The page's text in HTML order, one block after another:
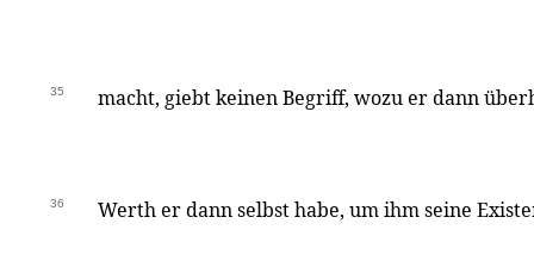
35 macht, giebt keinen Begriff, wozu er dann
36 Werth er dann selbst habe, um ihm seine